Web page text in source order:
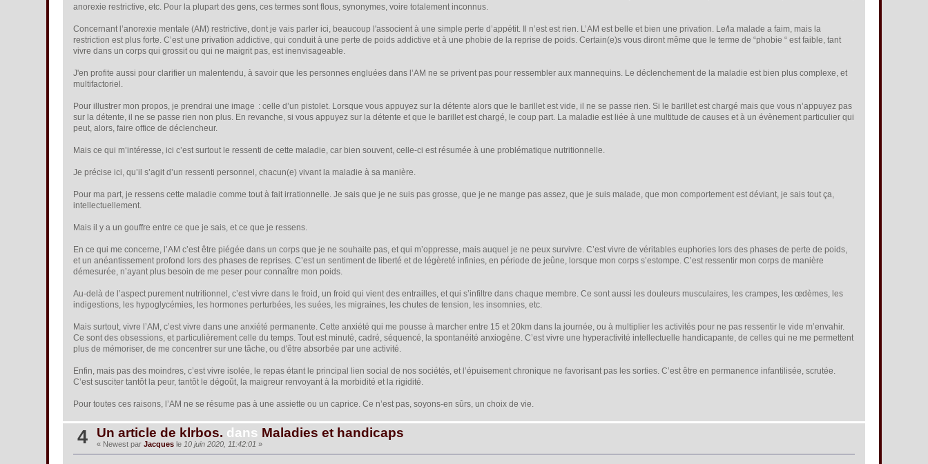
anorexie restrictive, etc. Pour la plupart des gens, ces termes sont flous, synonymes, voire totalement inconnus.
Concernant l’anorexie mentale (AM) restrictive, dont je vais parler ici, beaucoup l'associent à une simple perte d’appétit. Il n’est est rien. L’AM est belle et bien une privation. Le/la malade a faim, mais la
restriction est plus forte. C’est une privation addictive, qui conduit à une perte de poids addictive et à une phobie de la reprise de poids. Certain(e)s vous diront même que le terme de “phobie “ est faible, tant
vivre dans un corps qui grossit ou qui ne maigrit pas, est inenvisageable.
J'en profite aussi pour clarifier un malentendu, à savoir que les personnes engluées dans l’AM ne se privent pas pour ressembler aux mannequins. Le déclenchement de la maladie est bien plus complexe, et
multifactoriel.
Pour illustrer mon propos, je prendrai une image : celle d’un pistolet. Lorsque vous appuyez sur la détente alors que le barillet est vide, il ne se passe rien. Si le barillet est chargé mais que vous n’appuyez pas
sur la détente, il ne se passe rien non plus. En revanche, si vous appuyez sur la détente et que le barillet est chargé, le coup part. La maladie est liée à une multitude de causes et à un évènement particulier qui
peut, alors, faire office de déclencheur.
Mais ce qui m’intéresse, ici c’est surtout le ressenti de cette maladie, car bien souvent, celle-ci est résumée à une problématique nutritionnelle.
Je précise ici, qu’il s’agit d’un ressenti personnel, chacun(e) vivant la maladie à sa manière.
Pour ma part, je ressens cette maladie comme tout à fait irrationnelle. Je sais que je ne suis pas grosse, que je ne mange pas assez, que je suis malade, que mon comportement est déviant, je sais tout ça,
intellectuellement.
Mais il y a un gouffre entre ce que je sais, et ce que je ressens.
En ce qui me concerne, l’AM c’est être piégée dans un corps que je ne souhaite pas, et qui m’oppresse, mais auquel je ne peux survivre. C’est vivre de véritables euphories lors des phases de perte de poids,
et un anéantissement profond lors des phases de reprises. C’est un sentiment de liberté et de légèreté infinies, en période de jeûne, lorsque mon corps s’estompe. C’est ressentir mon corps de manière
démesurée, n’ayant plus besoin de me peser pour connaître mon poids.
Au-delà de l’aspect purement nutritionnel, c’est vivre dans le froid, un froid qui vient des entrailles, et qui s’infiltre dans chaque membre. Ce sont aussi les douleurs musculaires, les crampes, les œdèmes, les
indigestions, les hypoglycémies, les hormones perturbées, les suées, les migraines, les chutes de tension, les insomnies, etc.
Mais surtout, vivre l’AM, c’est vivre dans une anxiété permanente. Cette anxiété qui me pousse à marcher entre 15 et 20km dans la journée, ou à multiplier les activités pour ne pas ressentir le vide m’envahir.
Ce sont des obsessions, et particulièrement celle du temps. Tout est minuté, cadré, séquencé, la spontanéité anxiogène. C’est vivre une hyperactivité intellectuelle handicapante, de celles qui ne me permettent
plus de mémoriser, de me concentrer sur une tâche, ou d'être absorbée par une activité.
Enfin, mais pas des moindres, c’est vivre isolée, le repas étant le principal lien social de nos sociétés, et l’épuisement chronique ne favorisant pas les sorties. C’est être en permanence infantilisée, scrutée.
C’est susciter tantôt la peur, tantôt le dégoût, la maigreur renvoyant à la morbidité et la rigidité.
Pour toutes ces raisons, l’AM ne se résume pas à une assiette ou un caprice. Ce n’est pas, soyons-en sûrs, un choix de vie.
4 Un article de klrbos. dans Maladies et handicaps
« Newest parJacques le 10 juin 2020, 11:42:01 »